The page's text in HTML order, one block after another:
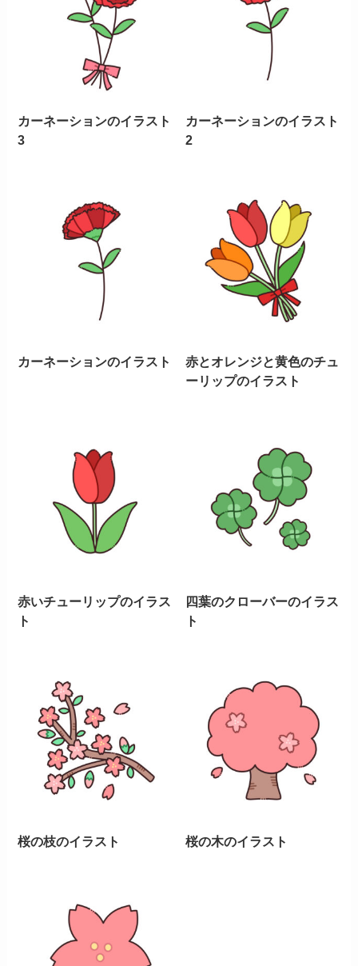
カーネーションのイラスト
3
カーネーションのイラスト
2
カーネーションのイラスト
赤とオレンジと黄色のチュ
ーリップのイラスト
赤いチューリップのイラス
ト
四葉のクローバーのイラス
ト
桜の枝のイラスト 桜の木のイラスト